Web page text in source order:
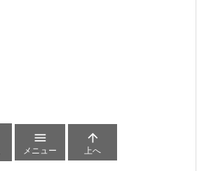

メニュー

上へ